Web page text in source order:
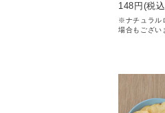
148 円(税
※ナチュラル
場合もござい